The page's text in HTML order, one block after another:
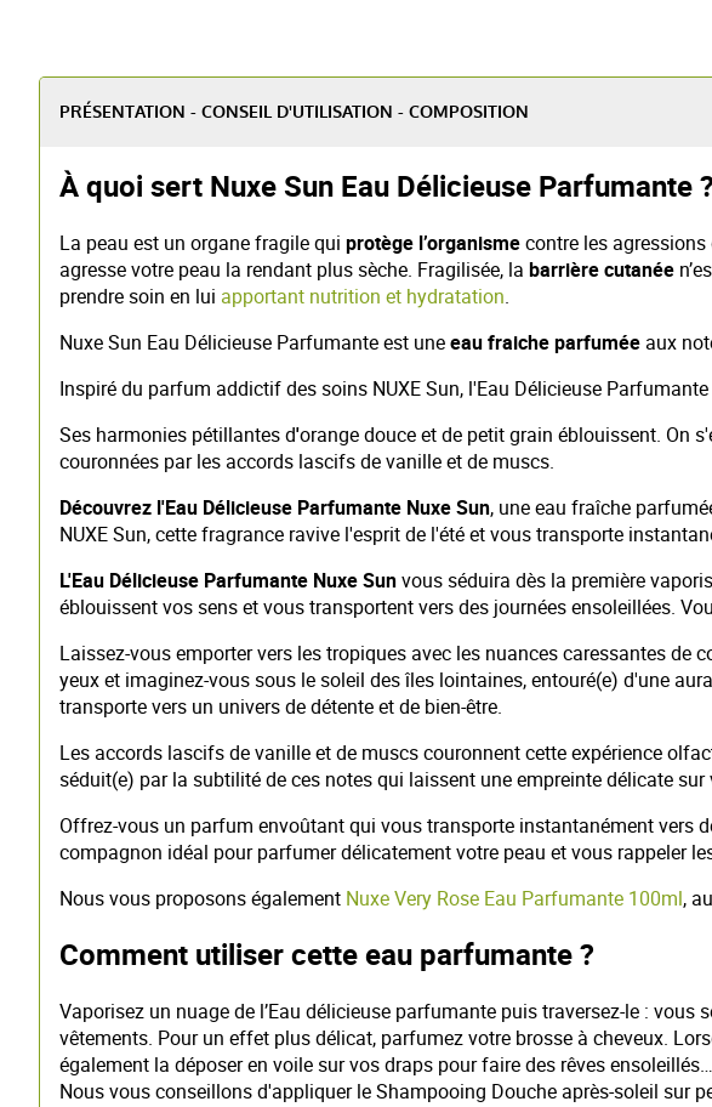
PRÉSENTATION - CONSEIL D'UTILISATION - COMPOSITION
À quoi sert Nuxe Sun Eau Délicieuse Parfumante ?
La peau est un organe fragile qui protège l’organismecontre les agressions
agresse votre peau la rendant plus sèche. Fragilisée, la barrière cutanée
prendre soin en lui apportant nutrition et hydratation.
Nuxe Sun Eau Délicieuse Parfumante est uneeau fraiche parfumée aux
Inspiré du parfum addictif des soins NUXE Sun, l'Eau Délicieuse
Ses harmonies pétillantes d'orange douce et de petit grain éblouissent. On
couronnées par les accords lascifs de vanille et de muscs.
Découvrez l'Eau Délicieuse Parfumante Nuxe Sun, une eau fraîche
NUXE Sun, cette fragrance ravive l'esprit de l'été et vous transporte
L'Eau Délicieuse Parfumante Nuxe Sunvous séduira dès la première
éblouissent vos sens et vous transportent vers des journées ensoleillées.
Laissez-vous emporter vers les tropiques avec les nuances caressantes
yeux et imaginez-vous sous le soleil des îles lointaines, entouré(e) d'une
transporte vers un univers de détente et de bien-être.
Les accords lascifs de vanille et de muscs couronnent cette expérience
séduit(e) par la subtilité de ces notes qui laissent une empreinte délicate
Offrez-vous un parfum envoûtant qui vous transporte instantanément vers
compagnon idéal pour parfumer délicatement votre peau et vous rappeler
Nous vous proposons également Nuxe Very Rose Eau Parfumante 100ml,
Comment utiliser cette eau parfumante ?
Vaporisez un nuage de l’Eau délicieuse parfumante puis traversez-le : vous
vêtements. Pour un effet plus délicat, parfumez votre brosse à cheveux.
également la déposer en voile sur vos draps pour faire des rêves ensoleillés…
Nous vous conseillons d'appliquer le Shampooing Douche après-soleil sur